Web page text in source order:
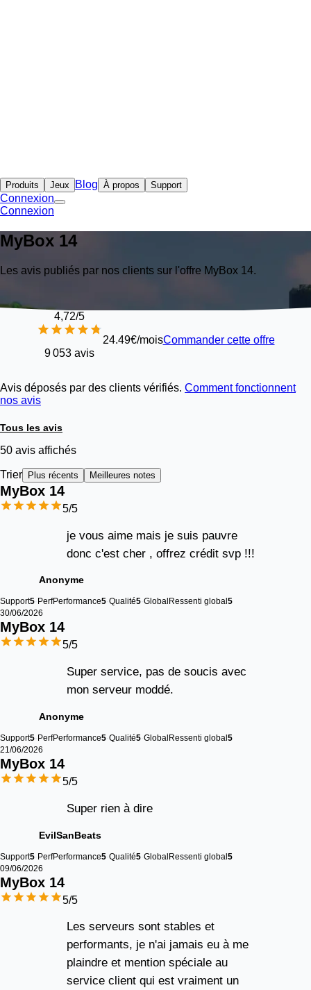
Produits Jeux Blog À propos Support
Connexion
Connexion
MyBox 14
Les avis publiés par nos clients sur l'offre MyBox 14.
4,72/5
9 053 avis
24.49€/moisCommander cette offre
Avis déposés par des clients vérifiés. Comment fonctionnent
nos avis
Tous les avis
50 avis affichés
Trier Plus récents Meilleures notes
MyBox 14
5/5
je vous aime mais je suis pauvre
donc c'est cher , offrez crédit svp !!!
Anonyme
Support5 PerfPerformance5 Qualité5 Global Ressenti global 5
30/06/2026
MyBox 14
5/5
Super service, pas de soucis avec
mon serveur moddé.
Anonyme
Support5 PerfPerformance5 Qualité5 Global Ressenti global 5
21/06/2026
MyBox 14
5/5
Super rien à dire
EvilSanBeats
Support5 PerfPerformance5 Qualité5 GlobalRessenti global5
09/06/2026
MyBox 14
5/5
Les serveurs sont stables et
performants, je n'ai jamais eu à me
plaindre et mention spéciale au
service client qui est vraiment un